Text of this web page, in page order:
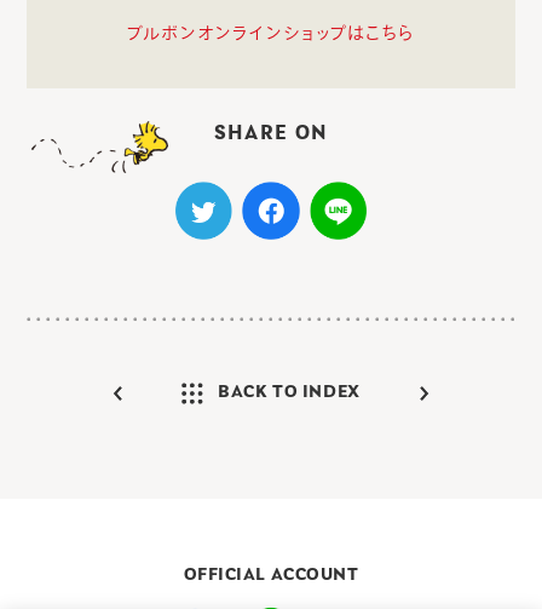
ブルボンオンラインショップはこちら
SHARE ON
BACK TO INDEX
OFFICIAL ACCOUNT